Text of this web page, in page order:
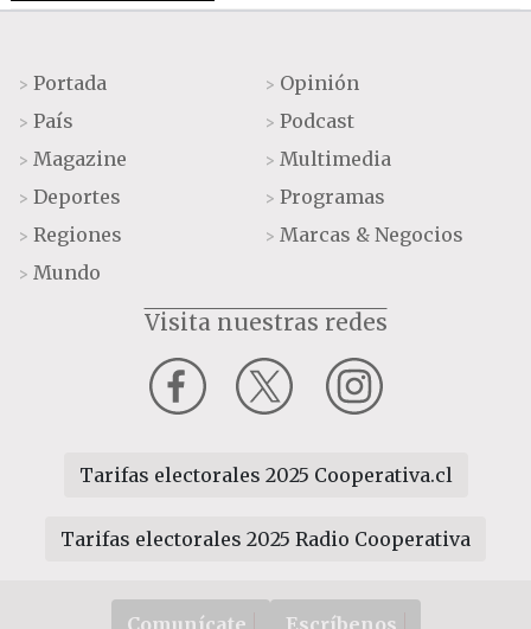
> Portada
> País
> Magazine
> Deportes
> Regiones
> Mundo
> Opinión
> Podcast
> Multimedia
> Programas
> Marcas & Negocios
Visita nuestras redes
Tarifas electorales 2025 Cooperativa.cl
Tarifas electorales 2025 Radio Cooperativa
Comunícate Escríbenos